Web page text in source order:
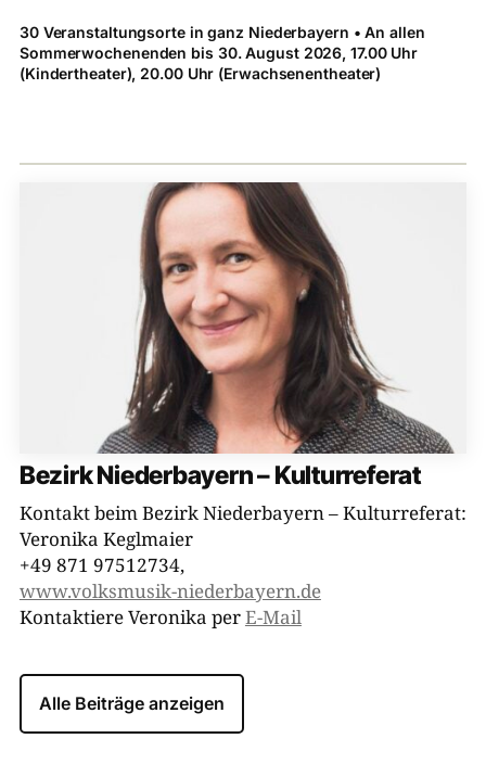
30 Veranstaltungsorte in ganz Niederbayern • An allen
Sommerwochenenden bis 30. August 2026, 17.00 Uhr
(Kindertheater), 20.00 Uhr (Erwachsenentheater)
Bezirk Niederbayern – Kulturreferat
Kontakt beim Bezirk Niederbayern – Kulturreferat:
Veronika Keglmaier
+49 871 97512734,
www.volksmusik-niederbayern.de
Kontaktiere Veronika perE-Mail
Alle Beiträge anzeigen